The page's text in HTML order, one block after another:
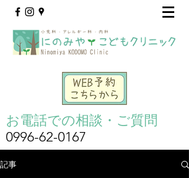
お電話での相談・ご質問
0996-62-0167
記事